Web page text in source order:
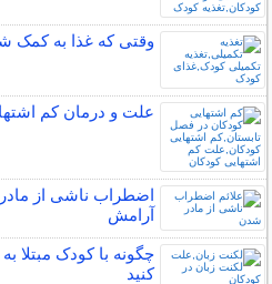
وقتی که غذا به کمک
علت و درمان کم
اضطراب ناشی از
آرامش
چگونه با کودک مبتلا
کنید